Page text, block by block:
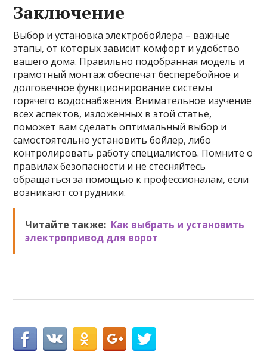
Заключение
Выбор и установка электробойлера – важные
этапы, от которых зависит комфорт и удобство
вашего дома. Правильно подобранная модель и
грамотный монтаж обеспечат бесперебойное и
долговечное функционирование системы
горячего водоснабжения. Внимательное изучение
всех аспектов, изложенных в этой статье,
поможет вам сделать оптимальный выбор и
самостоятельно установить бойлер, либо
контролировать работу специалистов. Помните о
правилах безопасности и не стесняйтесь
обращаться за помощью к профессионалам, если
возникают сотрудники.
Читайте также: Как выбрать и установить
электропривод для ворот